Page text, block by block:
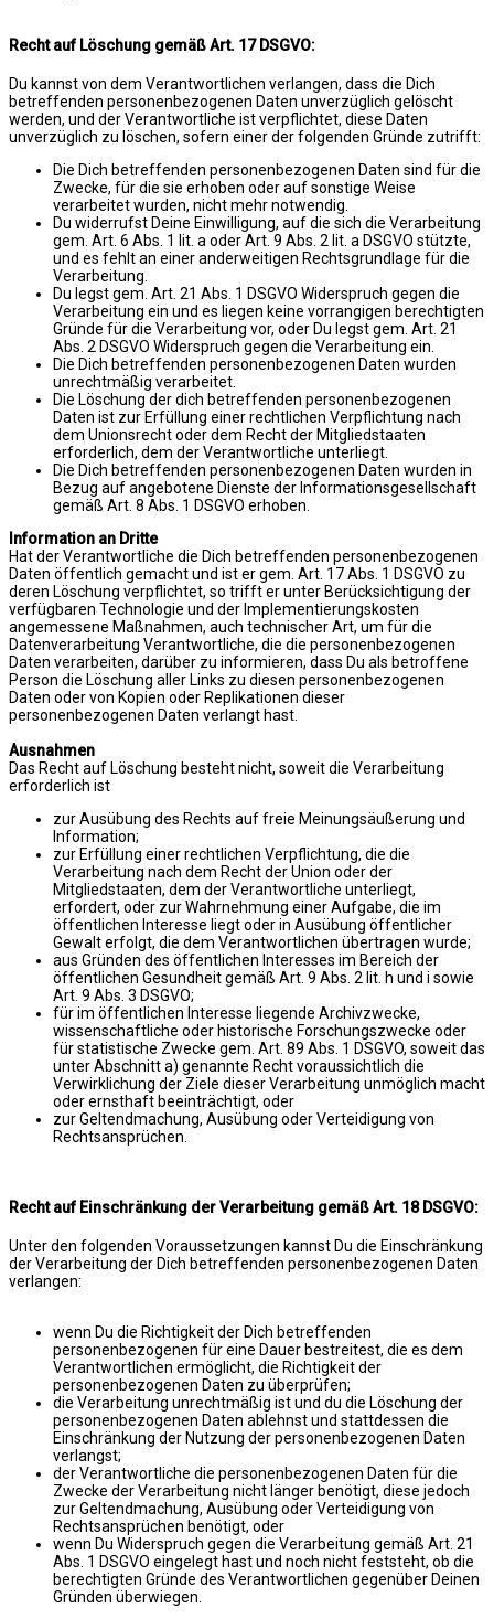
Recht auf Löschung gemäß Art. 17 DSGVO:
Du kannst von dem Verantwortlichen verlangen, dass die Dich
betreffenden personenbezogenen Daten unverzüglich gelöscht
werden, und der Verantwortliche ist verpflichtet, diese Daten
unverzüglich zu löschen, sofern einer der folgenden Gründe zutrifft:
Die Dich betreffenden personenbezogenen Daten sind für die
Zwecke, für die sie erhoben oder auf sonstige Weise
verarbeitet wurden, nicht mehr notwendig.
Du widerrufst Deine Einwilligung, auf die sich die Verarbeitung
gem. Art. 6 Abs. 1 lit. a oder Art. 9 Abs. 2 lit. a DSGVO stützte,
und es fehlt an einer anderweitigen Rechtsgrundlage für die
Verarbeitung.
Du legst gem. Art. 21 Abs. 1 DSGVO Widerspruch gegen die
Verarbeitung ein und es liegen keine vorrangigen berechtigten
Gründe für die Verarbeitung vor, oder Du legst gem. Art. 21
Abs. 2 DSGVO Widerspruch gegen die Verarbeitung ein.
Die Dich betreffenden personenbezogenen Daten wurden
unrechtmäßig verarbeitet.
Die Löschung der dich betreffenden personenbezogenen
Daten ist zur Erfüllung einer rechtlichen Verpflichtung nach
dem Unionsrecht oder dem Recht der Mitgliedstaaten
erforderlich, dem der Verantwortliche unterliegt.
Die Dich betreffenden personenbezogenen Daten wurden in
Bezug auf angebotene Dienste der Informationsgesellschaft
gemäß Art. 8 Abs. 1 DSGVO erhoben.
Information an Dritte
Hat der Verantwortliche die Dich betreffenden personenbezogenen
Daten öffentlich gemacht und ist er gem. Art. 17 Abs. 1 DSGVO zu
deren Löschung verpflichtet, so trifft er unter Berücksichtigung der
verfügbaren Technologie und der Implementierungskosten
angemessene Maßnahmen, auch technischer Art, um für die
Datenverarbeitung Verantwortliche, die die personenbezogenen
Daten verarbeiten, darüber zu informieren, dass Du als betroffene
Person die Löschung aller Links zu diesen personenbezogenen
Daten oder von Kopien oder Replikationen dieser
personenbezogenen Daten verlangt hast.
Ausnahmen
Das Recht auf Löschung besteht nicht, soweit die Verarbeitung
erforderlich ist
zur Ausübung des Rechts auf freie Meinungsäußerung und
Information;
zur Erfüllung einer rechtlichen Verpflichtung, die die
Verarbeitung nach dem Recht der Union oder der
Mitgliedstaaten, dem der Verantwortliche unterliegt,
erfordert, oder zur Wahrnehmung einer Aufgabe, die im
öffentlichen Interesse liegt oder in Ausübung öffentlicher
Gewalt erfolgt, die dem Verantwortlichen übertragen wurde;
aus Gründen des öffentlichen Interesses im Bereich der
öffentlichen Gesundheit gemäß Art. 9 Abs. 2 lit. h und i sowie
Art. 9 Abs. 3 DSGVO;
für im öffentlichen Interesse liegende Archivzwecke,
wissenschaftliche oder historische Forschungszwecke oder
für statistische Zwecke gem. Art. 89 Abs. 1 DSGVO, soweit das
unter Abschnitt a) genannte Recht voraussichtlich die
Verwirklichung der Ziele dieser Verarbeitung unmöglich macht
oder ernsthaft beeinträchtigt, oder
zur Geltendmachung, Ausübung oder Verteidigung von
Rechtsansprüchen.
Recht auf Einschränkung der Verarbeitung gemäß Art. 18 DSGVO:
Unter den folgenden Voraussetzungen kannst Du die Einschränkung
der Verarbeitung der Dich betreffenden personenbezogenen Daten
verlangen:
wenn Du die Richtigkeit der Dich betreffenden
personenbezogenen für eine Dauer bestreitest, die es dem
Verantwortlichen ermöglicht, die Richtigkeit der
personenbezogenen Daten zu überprüfen;
die Verarbeitung unrechtmäßig ist und du die Löschung der
personenbezogenen Daten ablehnst und stattdessen die
Einschränkung der Nutzung der personenbezogenen Daten
verlangst;
der Verantwortliche die personenbezogenen Daten für die
Zwecke der Verarbeitung nicht länger benötigt, diese jedoch
zur Geltendmachung, Ausübung oder Verteidigung von
Rechtsansprüchen benötigt, oder
wenn Du Widerspruch gegen die Verarbeitung gemäß Art. 21
Abs. 1 DSGVO eingelegt hast und noch nicht feststeht, ob die
berechtigten Gründe des Verantwortlichen gegenüber Deinen
Gründen überwiegen.